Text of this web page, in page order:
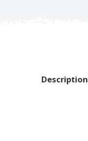
Description